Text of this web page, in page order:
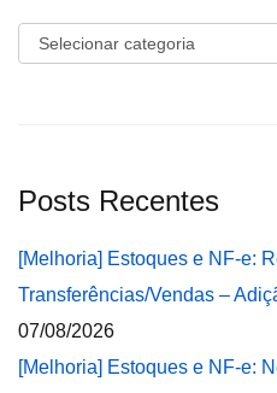
Categorias
Posts Recentes
[Melhoria] Estoques e NF-e:
Transferências/Vendas –
07/08/2026
[Melhoria] Estoques e NF-e: